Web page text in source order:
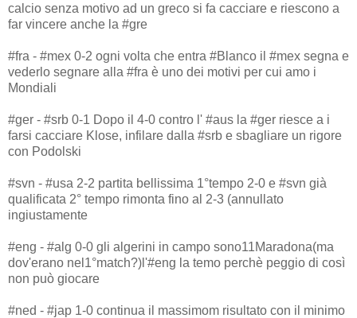
calcio senza motivo ad un greco si fa cacciare e riescono a
far vincere anche la #gre
#fra - #mex 0-2 ogni volta che entra #Blanco il #mex segna e
vederlo segnare alla #fra è uno dei motivi per cui amo i
Mondiali
#ger - #srb 0-1 Dopo il 4-0 contro l' #aus la #ger riesce a i
farsi cacciare Klose, infilare dalla #srb e sbagliare un rigore
con Podolski
#svn - #usa 2-2 partita bellissima 1°tempo 2-0 e #svn già
qualificata 2° tempo rimonta fino al 2-3 (annullato
ingiustamente
#eng - #alg 0-0 gli algerini in campo sono11Maradona(ma
dov'erano nel1°match?)l'#eng la temo perchè peggio di così
non può giocare
#ned - #jap 1-0 continua il massimom risultato con il minimo